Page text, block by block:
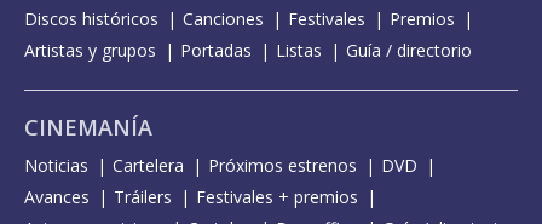
Discos históricos
Canciones Festivales
Premios
Artistas y grupos
Portadas Listas Guía / directorio
CINEMANÍA
Noticias Cartelera Próximos estrenos
DVD
Avances
Tráilers
Festivales + premios